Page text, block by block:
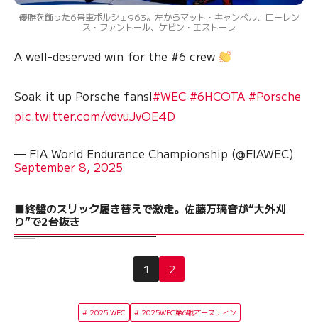
優勝を飾った6号車ポルシェ963。左からマット・キャンベル、ローレン
ス・ファントール、ケビン・エストーレ
A well-deserved win for the #6 crew
Soak it up Porsche fans!#WEC #6HCOTA #Porsche
pic.twitter.com/vdvuJvOE4D
— FIA World Endurance Championship (@FIAWEC)
September 8, 2025
■終盤のスリック履き替えで激走。佐藤万璃音が“大外刈
り”で2台抜き
1 2
2025 WEC 2025WEC第6戦オースティン